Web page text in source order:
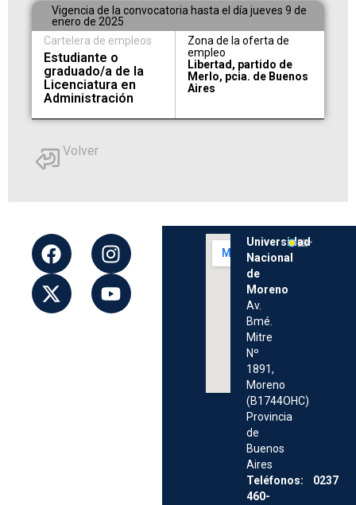
Vigencia de la convocatoria hasta el día jueves 9 de
enero de 2025
Cartelera de empleos
Estudiante o
graduado/a de la
Licenciatura en
Administración
Zona de la oferta de
empleo
Libertad, partido de
Merlo, pcia. de Buenos
Aires
Volver
Universidad
Nacional
de
Moreno
Av.
Bmé.
Mitre
Nº
1891,
Moreno
(B1744OHC)
Provincia
de
Buenos
Aires
Teléfonos: 0237
460-